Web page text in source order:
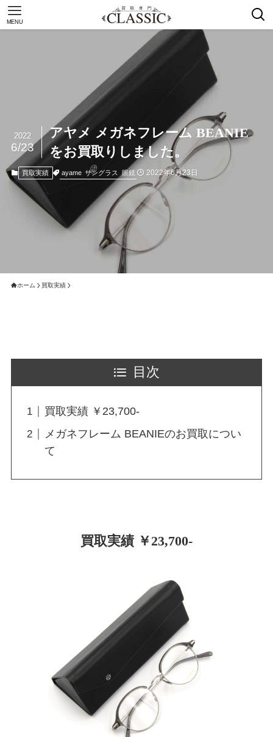
MENU
アヤメ メガネフレーム BEANIE
をお買取りしました。
2022
6/23
買取実績 ayame サングラス 眼鏡 2022年6月23日
ホーム 買取実績
目次
買取実績 ￥23,700-
メガネフレーム BEANIEのお買取につい
て
買取実績 ￥23,700-